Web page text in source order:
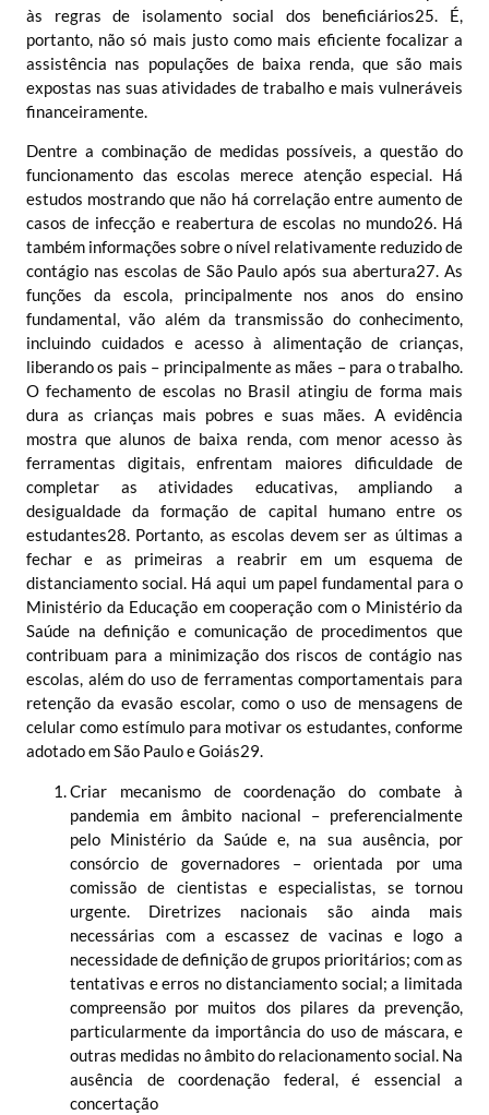
às regras de isolamento social dos beneficiários25. É,
portanto, não só mais justo como mais eficiente focalizar a
assistência nas populações de baixa renda, que são mais
expostas nas suas atividades de trabalho e mais vulneráveis
financeiramente.
Dentre a combinação de medidas possíveis, a questão do
funcionamento das escolas merece atenção especial. Há
estudos mostrando que não há correlação entre aumento de
casos de infecção e reabertura de escolas no mundo26. Há
também informações sobre o nível relativamente reduzido de
contágio nas escolas de São Paulo após sua abertura27. As
funções da escola, principalmente nos anos do ensino
fundamental, vão além da transmissão do conhecimento,
incluindo cuidados e acesso à alimentação de crianças,
liberando os pais – principalmente as mães – para o trabalho.
O fechamento de escolas no Brasil atingiu de forma mais
dura as crianças mais pobres e suas mães. A evidência
mostra que alunos de baixa renda, com menor acesso às
ferramentas digitais, enfrentam maiores dificuldade de
completar as atividades educativas, ampliando a
desigualdade da formação de capital humano entre os
estudantes28. Portanto, as escolas devem ser as últimas a
fechar e as primeiras a reabrir em um esquema de
distanciamento social. Há aqui um papel fundamental para o
Ministério da Educação em cooperação com o Ministério da
Saúde na definição e comunicação de procedimentos que
contribuam para a minimização dos riscos de contágio nas
escolas, além do uso de ferramentas comportamentais para
retenção da evasão escolar, como o uso de mensagens de
celular como estímulo para motivar os estudantes, conforme
adotado em São Paulo e Goiás29.
Criar mecanismo de coordenação do combate à
pandemia em âmbito nacional – preferencialmente
pelo Ministério da Saúde e, na sua ausência, por
consórcio de governadores – orientada por uma
comissão de cientistas e especialistas, se tornou
urgente. Diretrizes nacionais são ainda mais
necessárias com a escassez de vacinas e logo a
necessidade de definição de grupos prioritários; com as
tentativas e erros no distanciamento social; a limitada
compreensão por muitos dos pilares da prevenção,
particularmente da importância do uso de máscara, e
outras medidas no âmbito do relacionamento social. Na
ausência de coordenação federal, é essencial a
concertação